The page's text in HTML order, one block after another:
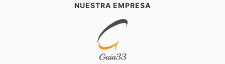
NUESTRA EMPRESA